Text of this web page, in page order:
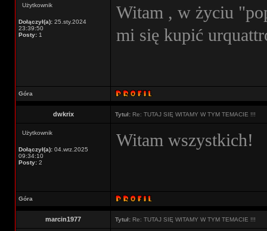
Użytkownik
Dołączył(a): 25.sty.2024
23:39:50
Posty: 1
Witam , w życiu
mi się kupić
Góra
dwkrix Tytuł: Re: TUTAJ SIĘ WITAMY W TYM TEMACIE !!!
Użytkownik
Dołączył(a): 04.wrz.2025
09:34:10
Posty: 2
Witam wszystkich!
Góra
marcin1977 Tytuł: Re: TUTAJ SIĘ WITAMY W TYM TEMACIE !!!